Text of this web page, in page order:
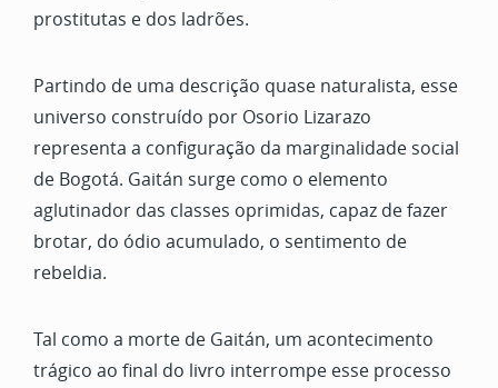
prostitutas e dos ladrões.
Partindo de uma descrição quase naturalista, esse
universo construído por Osorio Lizarazo
representa a configuração da marginalidade social
de Bogotá. Gaitán surge como o elemento
aglutinador das classes oprimidas, capaz de fazer
brotar, do ódio acumulado, o sentimento de
rebeldia.
Tal como a morte de Gaitán, um acontecimento
trágico ao final do livro interrompe esse processo